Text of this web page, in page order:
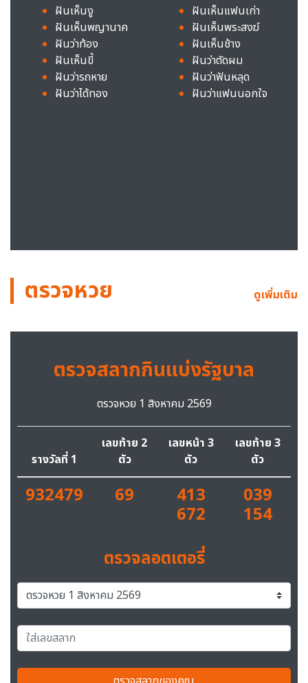
ฝันเห็นงู
ฝันเห็นพญานาค
ฝันว่าท้อง
ฝันเห็นขี้
ฝันว่ารถหาย
ฝันว่าได้ทอง
ฝันเห็นแฟนเก่า
ฝันเห็นพระสงฆ์
ฝันเห็นช้าง
ฝันว่าตัดผม
ฝันว่าฟันหลุด
ฝันว่าแฟนนอกใจ
ตรวจหวย ดูเพิ่มเติม
ตรวจสลากกินแบ่งรัฐบาล
ตรวจหวย 1 สิงหาคม 2569
รางวัลที่ 1
เลขท้าย 2
ตัว
เลขหน้า 3
ตัว
เลขท้าย 3
ตัว
932479 69 413
672
039
154
ตรวจลอตเตอรี่